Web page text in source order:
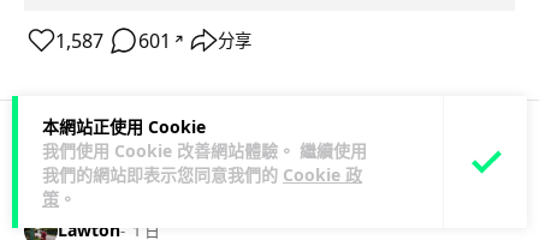
本網站正使用 Cookie
我們使用 Cookie 改善網站體驗。 繼續使用
我們的網站即表示您同意我們的 Cookie 政
策 。
1,587 601 ↗ 分享
科技娛樂 生活娛樂 城中熱話
Lawton 1 日